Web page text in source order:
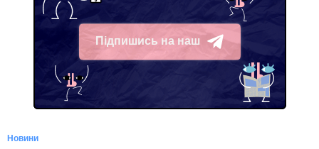
Підпишись на наш
Telegram
Новини